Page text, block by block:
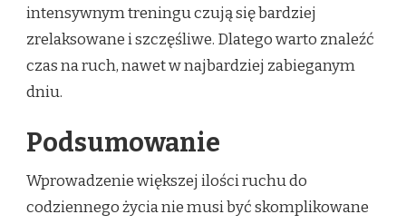
intensywnym treningu czują się bardziej
zrelaksowane i szczęśliwe. Dlatego warto znaleźć
czas na ruch, nawet w najbardziej zabieganym
dniu.
Podsumowanie
Wprowadzenie większej ilości ruchu do
codziennego życia nie musi być skomplikowane